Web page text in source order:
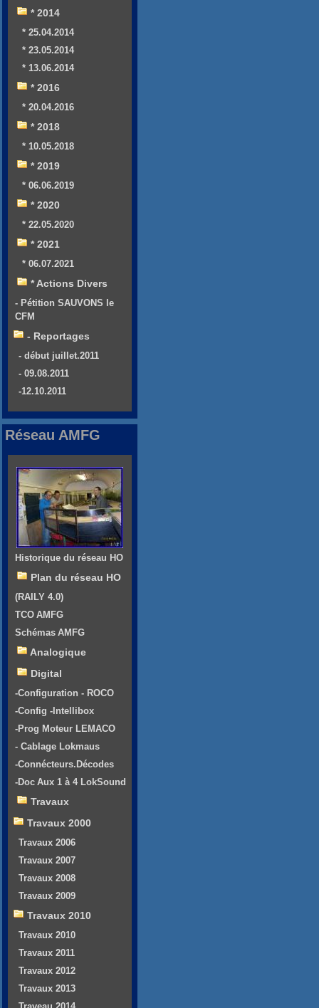
* 2014
* 25.04.2014
* 23.05.2014
* 13.06.2014
* 2016
* 20.04.2016
* 2018
* 10.05.2018
* 2019
* 06.06.2019
* 2020
* 22.05.2020
* 2021
* 06.07.2021
* Actions Divers
- Pétition SAUVONS le
CFM
- Reportages
- début juillet.2011
- 09.08.2011
-12.10.2011
Réseau AMFG
Historique du réseau HO
Plan du réseau HO
(RAILY 4.0)
TCO AMFG
Schémas AMFG
Analogique
Digital
-Configuration - ROCO
-Config -Intellibox
-Prog Moteur LEMACO
- Cablage Lokmaus
-Connécteurs.Décodes
-Doc Aux 1 à 4 LokSound
Travaux
Travaux 2000
Travaux 2006
Travaux 2007
Travaux 2008
Travaux 2009
Travaux 2010
Travaux 2010
Travaux 2011
Travaux 2012
Travaux 2013